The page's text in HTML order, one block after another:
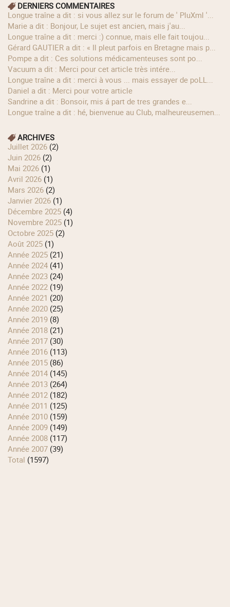
DERNIERS COMMENTAIRES
longue traîne a dit : si vous allez sur le forum de ' PluXml '...
Marie a dit : Bonjour, Le sujet est ancien, mais j'au...
longue traîne a dit : merci :) connue, mais elle fait toujou...
Gérard GAUTIER a dit : « Il pleut parfois en Bretagne mais p...
Pompe a dit : Ces solutions médicamenteuses sont po...
Vacuum a dit : Merci pour cet article très intére...
longue traîne a dit : merci à vous ... mais essayer de poLL...
Daniel a dit : Merci pour votre article
Sandrine a dit : Bonsoir, mis á part de tres grandes e...
longue traîne a dit : hé, bienvenue au Club, malheureusemen...
ARCHIVES
juillet 2026 (2)
juin 2026 (2)
mai 2026 (1)
avril 2026 (1)
mars 2026 (2)
janvier 2026 (1)
décembre 2025 (4)
novembre 2025 (1)
octobre 2025 (2)
août 2025 (1)
année 2025 (21)
année 2024 (41)
année 2023 (24)
année 2022 (19)
année 2021 (20)
année 2020 (25)
année 2019 (8)
année 2018 (21)
année 2017 (30)
année 2016 (113)
année 2015 (86)
année 2014 (145)
année 2013 (264)
année 2012 (182)
année 2011 (125)
année 2010 (159)
année 2009 (149)
année 2008 (117)
année 2007 (39)
total (1597)